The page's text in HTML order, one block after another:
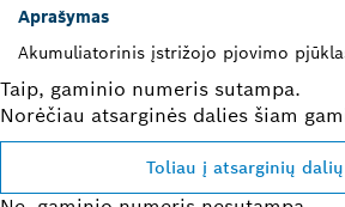
Aprašymas
Akumuliatorinis įstrižojo pjovimo
Taip, gaminio numeris sutampa.
Norėčiau atsarginės dalies šiam
Toliau į atsarginių